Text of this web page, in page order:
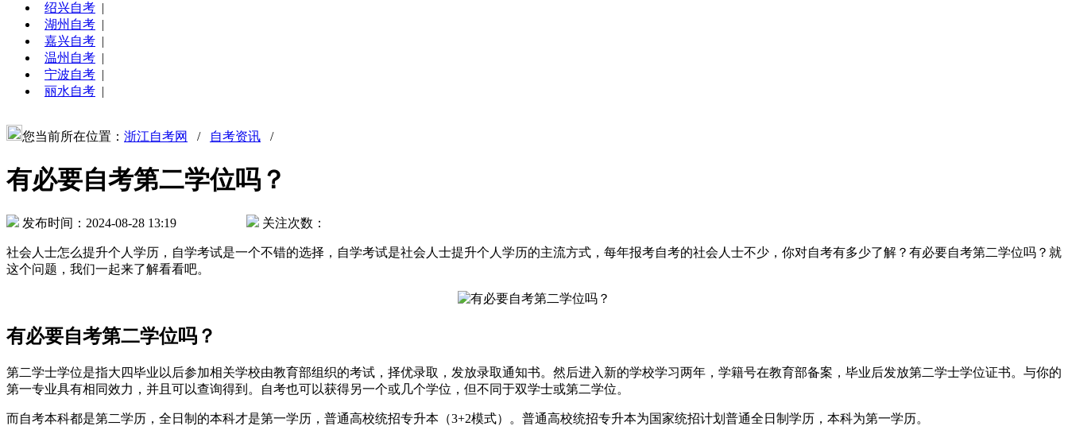
绍兴自考 |
湖州自考 |
嘉兴自考 |
温州自考 |
宁波自考 |
丽水自考 |
您当前所在位置： 浙江自考网 / 自考资讯 /
有必要自考第二学位吗？
发布时间：2024-08-28 13:19 关注次数：
社会人士怎么提升个人学历，自学考试是一个不错的选择，自学考试是社会人士提升个人学历的主流方式，每年报考自考的社会人士不少，你对自考有多少了解？有必要自考第二学位吗？就
这个问题，我们一起来了解看看吧。
有必要自考第二学位吗？
第二学士学位是指大四毕业以后参加相关学校由教育部组织的考试，择优录取，发放录取通知书。然后进入新的学校学习两年，学籍号在教育部备案，毕业后发放第二学士学位证书。与你的
第一专业具有相同效力，并且可以查询得到。自考也可以获得另一个或几个学位，但不同于双学士或第二学位。
而自考本科都是第二学历，全日制的本科才是第一学历，普通高校统招专升本（3+2模式）。普通高校统招专升本为国家统招计划普通全日制学历，本科为第一学历。